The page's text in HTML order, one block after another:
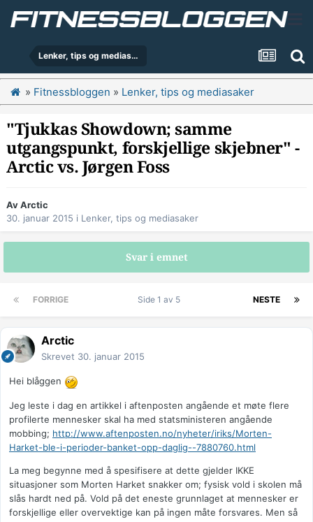
Lenker, tips og mediasaker
» Fitnessbloggen » Lenker, tips og mediasaker
"Tjukkas Showdown; samme
utgangspunkt, forskjellige skjebner" -
Arctic vs. Jørgen Foss
AvArctic
30. januar 2015 i Lenker, tips og mediasaker
Svar i emnet
FORRIGE NESTE
Side 1 av 5
Arctic
Skrevet 30. januar 2015
Hei blåggen
Jeg leste i dag en artikkel i aftenposten angående et møte flere
profilerte mennesker skal ha med statsministeren angående
mobbing; http://www.aftenposten.no/nyheter/iriks/Morten-
Harket-ble-i-perioder-banket-opp-daglig--7880760.html
La meg begynne med å spesifisere at dette gjelder IKKE
situasjoner som Morten Harket snakker om; fysisk vold i skolen må
slås hardt ned på. Vold på det eneste grunnlaget at mennesker er
forskjellige eller overvektige kan på ingen måte forsvares. Men så